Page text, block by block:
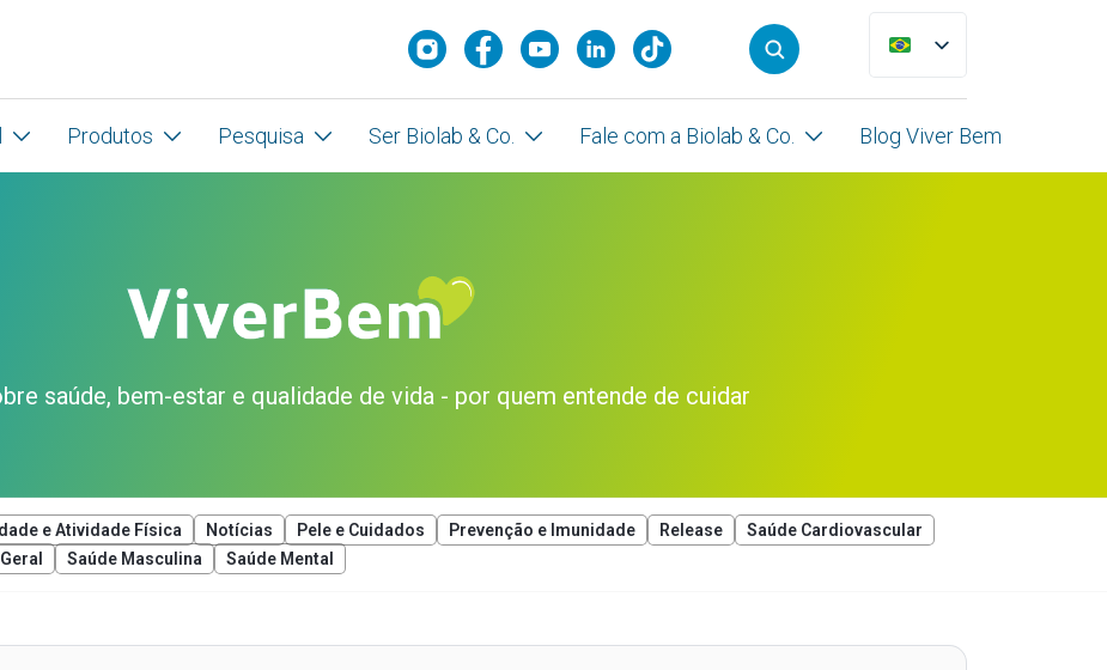
Produtos Pesquisa Ser Biolab & Co. Fale com a Biolab & Co. Blog Viver Bem
saúde, bem-estar e qualidade de vida - por quem entende de cuidar
e Atividade Física Notícias Pele e Cuidados Prevenção e Imunidade Release
Saúde Cardiovascular
Saúde Masculina Saúde Mental